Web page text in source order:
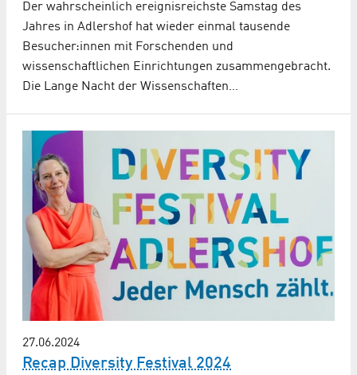
Der wahrscheinlich ereignisreichste Samstag des
Jahres in Adlershof hat wieder einmal tausende
Besucher:innen mit Forschenden und
wissenschaftlichen Einrichtungen zusammengebracht.
Die Lange Nacht der Wissenschaften…
27.06.2024
Recap Diversity Festival 2024